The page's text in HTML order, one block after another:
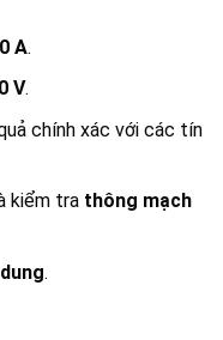
A.
V.
chính xác với các tín
kiểm tra thông mạch
.